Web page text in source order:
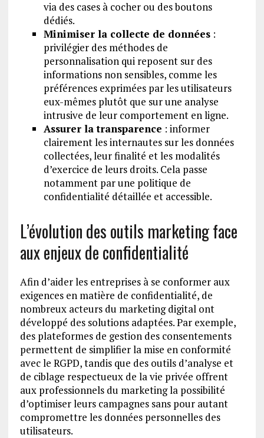
via des cases à cocher ou des boutons
dédiés.
Minimiser la collecte de données:
privilégier des méthodes de
personnalisation qui reposent sur des
informations non sensibles, comme les
préférences exprimées par les utilisateurs
eux-mêmes plutôt que sur une analyse
intrusive de leur comportement en ligne.
Assurer la transparence : informer
clairement les internautes sur les données
collectées, leur finalité et les modalités
d’exercice de leurs droits. Cela passe
notamment par une politique de
confidentialité détaillée et accessible.
L’évolution des outils marketing face
aux enjeux de confidentialité
Afin d’aider les entreprises à se conformer aux
exigences en matière de confidentialité, de
nombreux acteurs du marketing digital ont
développé des solutions adaptées. Par exemple,
des plateformes de gestion des consentements
permettent de simplifier la mise en conformité
avec le RGPD, tandis que des outils d’analyse et
de ciblage respectueux de la vie privée offrent
aux professionnels du marketing la possibilité
d’optimiser leurs campagnes sans pour autant
compromettre les données personnelles des
utilisateurs.